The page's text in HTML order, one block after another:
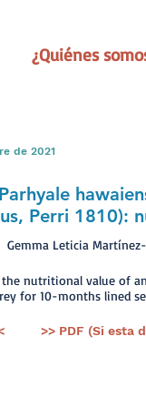
¿Quiénes
de 2021
Perri 1810):
Gemma Leticia
the nutritional value of
for 10-months lined
>> PDF (Si esta